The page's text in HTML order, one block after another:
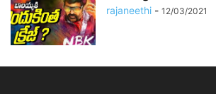
rajaneethi - 12/03/2021